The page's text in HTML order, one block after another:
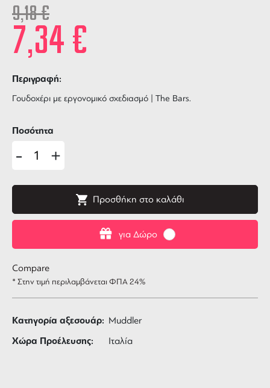
9,18€
7,34€
Περιγραφή:
Γουδοχέρι με εργονομικό σχεδιασμό | The Bars.
για Δώρο
Ποσότητα
- +
Προσθήκη στο καλάθι
Compare
* Στην τιμή περιλαμβάνεται ΦΠΑ 24%
Κατηγορία αξεσουάρ: Muddler
Χώρα Προέλευσης: Ιταλία